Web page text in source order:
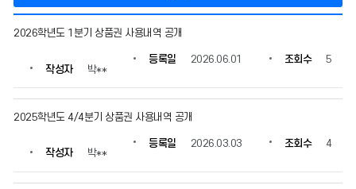
용
및
상
품
내
2026학년도 1분기 상품권 사용내역 공개
작성자 박**
등록일 2026.06.01 조회수 5
2025학년도 4/4분기 상품권 사용내역 공개
작성자 박**
등록일 2026.03.03 조회수 4